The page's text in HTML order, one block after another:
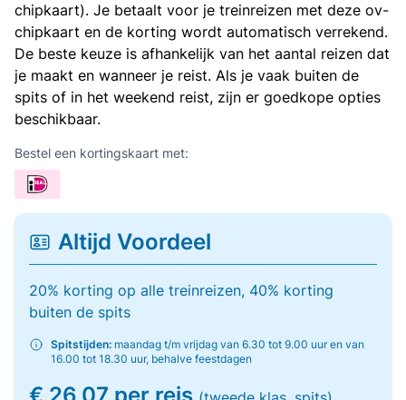
chipkaart). Je betaalt voor je treinreizen met deze ov-
chipkaart en de korting wordt automatisch verrekend.
De beste keuze is afhankelijk van het aantal reizen dat
je maakt en wanneer je reist. Als je vaak buiten de
spits of in het weekend reist, zijn er goedkope opties
beschikbaar.
Bestel een kortingskaart met:
Altijd Voordeel
20% korting op alle treinreizen, 40% korting
buiten de spits
Spitstijden: maandag t/m vrijdag van 6.30 tot 9.00 uur en van
16.00 tot 18.30 uur, behalve feestdagen